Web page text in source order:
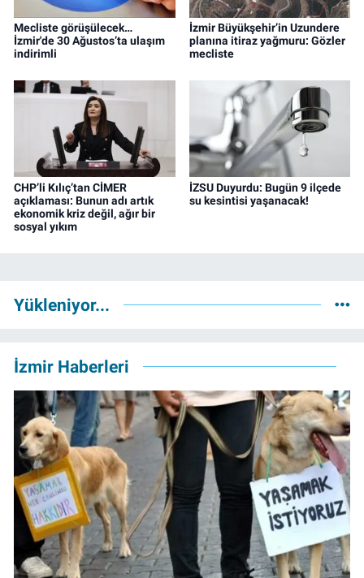
Mecliste görüşülecek…
İzmir'de 30 Ağustos’ta ulaşım
indirimli
İzmir Büyükşehir’in Uzundere
planına itiraz yağmuru: Gözler
mecliste
CHP’li Kılıç’tan CİMER
açıklaması: Bunun adı artık
ekonomik kriz değil, ağır bir
sosyal yıkım
İZSU Duyurdu: Bugün 9 ilçede
su kesintisi yaşanacak!
Yükleniyor...
İzmir Haberleri